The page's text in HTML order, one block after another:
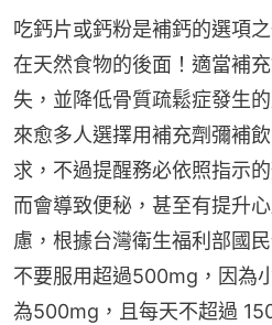
吃鈣片或鈣粉是補鈣的選項
在天然食物的後面！適當補
失，並降低骨質疏鬆症發生
來愈多人選擇用補充劑彌補
求，不過提醒務必依照指示
而會導致便秘，甚至有提升
慮，根據台灣衛生福利部國
不要服用超過500mg，因為
為500mg，且每天不超過